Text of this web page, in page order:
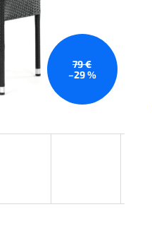
79 €
–29 %